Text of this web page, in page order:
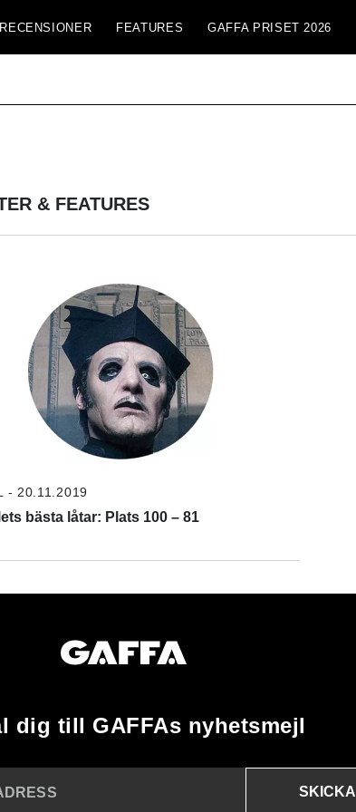
RECENSIONER FEATURES GAFFA PRISET 2026
& FEATURES
- 20.11.2019
bästa låtar: Plats 100 – 81
dig till GAFFAs nyhetsmejl
SKICKA